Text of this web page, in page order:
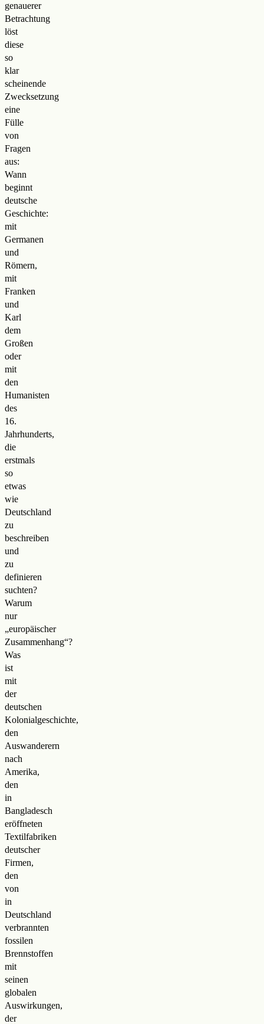
genauerer
Betrachtung
löst
diese
so
klar
scheinende
Zwecksetzung
eine
Fülle
von
Fragen
aus:
Wann
beginnt
deutsche
Geschichte:
mit
Germanen
und
Römern,
mit
Franken
und
Karl
dem
Großen
oder
mit
den
Humanisten
des
16.
Jahrhunderts,
die
erstmals
so
etwas
wie
Deutschland
zu
beschreiben
und
zu
definieren
suchten?
Warum
nur
„europäischer
Zusammenhang“?
Was
ist
mit
der
deutschen
Kolonialgeschichte,
den
Auswanderern
nach
Amerika,
den
in
Bangladesch
eröffneten
Textilfabriken
deutscher
Firmen,
den
von
in
Deutschland
verbrannten
fossilen
Brennstoffen
mit
seinen
globalen
Auswirkungen,
der